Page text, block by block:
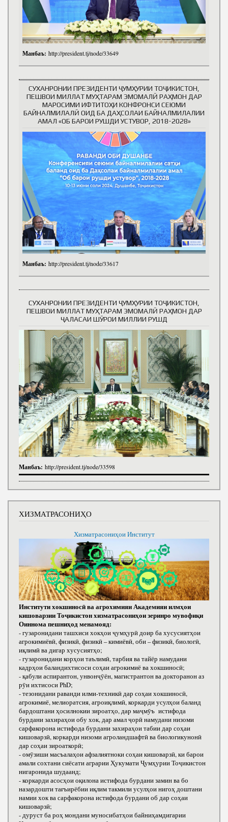
Манбаъ: http://president.tj/node/33649
СУХАНРОНИИ ПРЕЗИДЕНТИ ҶУМҲУРИИ ТОҶИКИСТОН,
ПЕШВОИ МИЛЛАТ МУҲТАРАМ ЭМОМАЛӢ РАҲМОН ДАР
МАРОСИМИ ИФТИТОҲИ КОНФРОНСИ СЕЮМИ
БАЙНАЛМИЛАЛӢ ОИД БА ДАҲСОЛАИ БАЙНАЛМИЛАЛИИ
АМАЛ «ОБ БАРОИ РУШДИ УСТУВОР, 2018-2028»
Манбаъ: http://president.tj/node/33617
СУХАНРОНИИ ПРЕЗИДЕНТИ ҶУМҲУРИИ ТОҶИКИСТОН,
ПЕШВОИ МИЛЛАТ МУҲТАРАМ ЭМОМАЛӢ РАҲМОН ДАР
ҶАЛАСАИ ШӮРОИ МИЛЛИИ РУШД
Манбаъ: http://president.tj/node/33598
ХИЗМАТРАСОНИҲО
Хизматрасониҳои Институт
Институти хокшиносӣ ва агрохимияи Академияи илмҳои
кишоварзии Тоҷикистон хизматрасониҳои зеринро мувофиқи
Оиннома пешниҳод менамояд:
- гузаронидани ташхиси хокҳои ҷумҳурӣ доир ба хусусиятҳои
агрокимиёвӣ, физикӣ, физикӣ – кимиёвӣ, оби – физикӣ, биологӣ,
иқлимӣ ва дигар хусусиятҳо;
- гузаронидани корҳои таълимӣ, тарбия ва тайёр намудани
кадрҳои баландихтисоси соҳаи агрокимиё ва хокшиносӣ;
- қабули аспирантон, унвонҷӯён, магистрантон ва докторанон аз
рӯи ихтисоси РhD;
- тезонидани раванди илми-техникӣ дар соҳаи хокшиносӣ,
агрокимиё, мелиоратсия, агроиқлимӣ, коркарди усулҳои баланд
бардоштани ҳосилнокии зироатҳо, дар маҷмӯъ истифода
бурдани захираҳои обу хок, дар амал ҷорӣ намудани низоми
сарфакорона истифода бурдани захираҳои табии дар соҳаи
кишоварзӣ, коркарди низоми агроландшафтӣ ва биологикунонӣ
дар соҳаи зироаткорӣ;
- омӯзиши масъалаҳои афзалиятноки соҳаи кишоварзӣ, ки барои
амали сохтани сиёсати аграрии Ҳукумати Ҷумҳурии Тоҷикистон
нигаронида шудаанд;
- коркарди асосҳои оқилона истифода бурдани замин ва бо
назардошти тағъирёбии иқлим такмили усулҳои нигоҳ доштани
намии хок ва сарфакорона истифода бурдани об дар соҳаи
кишоварзӣ;
- дуруст ба роҳ мондани муносибатҳои байниҳамдигарии